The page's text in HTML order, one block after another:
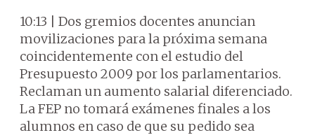
10:13 | Dos gremios docentes anuncian
movilizaciones para la próxima semana
coincidentemente con el estudio del
Presupuesto 2009 por los parlamentarios.
Reclaman un aumento salarial diferenciado.
La FEP no tomará exámenes finales a los
alumnos en caso de que su pedido sea